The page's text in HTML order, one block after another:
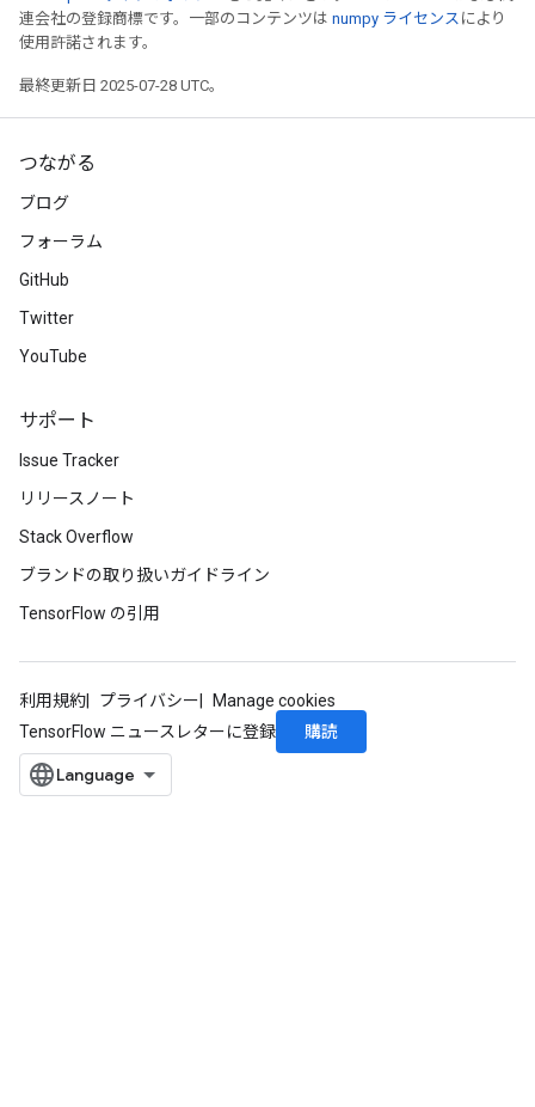
連会社の登録商標です。一部のコンテンツは numpy ライセンス により
使用許諾されます。
最終更新日 2025-07-28 UTC。
つながる
ブログ
フォーラム
GitHub
Twitter
YouTube
サポート
Issue Tracker
リリースノート
Stack Overflow
ブランドの取り扱いガイドライン
TensorFlow の引用
利用規約 プライバシー
Manage cookies
TensorFlow ニュースレターに登録
購読